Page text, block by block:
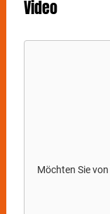
Video
Möchten Sie von